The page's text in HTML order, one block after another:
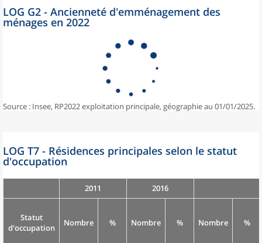
LOG G2 - Ancienneté d'emménagement des
ménages en 2022
Source : Insee, RP2022 exploitation principale, géographie au 01/01/2025.
LOG T7 - Résidences principales selon le statut
d'occupation
2011 2016
Statut
d'occupation
Nombre % Nombre % Nombre %